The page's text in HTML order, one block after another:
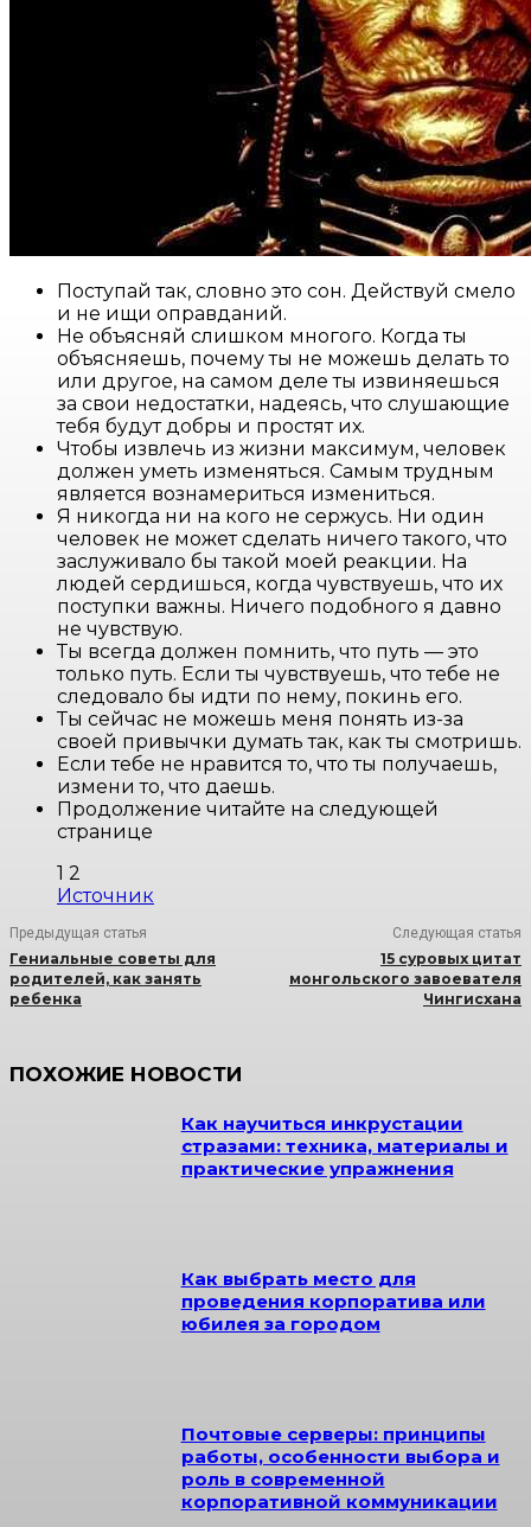
Поступай так, словно это сон. Действуй смело
и не ищи оправданий.
Не объясняй слишком многого. Когда ты
объясняешь, почему ты не можешь делать то
или другое, на самом деле ты извиняешься
за свои недостатки, надеясь, что слушающие
тебя будут добры и простят их.
Чтобы извлечь из жизни максимум, человек
должен уметь изменяться. Самым трудным
является вознамериться измениться.
Я никогда ни на кого не сержусь. Ни один
человек не может сделать ничего такого, что
заслуживало бы такой моей реакции. На
людей сердишься, когда чувствуешь, что их
поступки важны. Ничего подобного я давно
не чувствую.
Ты всегда должен помнить, что путь — это
только путь. Если ты чувствуешь, что тебе не
следовало бы идти по нему, покинь его.
Ты сейчас не можешь меня понять из-за
своей привычки думать так, как ты смотришь.
Если тебе не нравится то, что ты получаешь,
измени то, что даешь.
Продолжение читайте на следующей
странице
1 2
Источник
Предыдущая статья
Гениальные советы для
родителей, как занять
ребенка
Следующая статья
15 суровых цитат
монгольского завоевателя
Чингисхана
ПОХОЖИЕ НОВОСТИ
Как научиться инкрустации
стразами: техника, материалы и
практические упражнения
Как выбрать место для
проведения корпоратива или
юбилея за городом
Почтовые серверы: принципы
работы, особенности выбора и
роль в современной
корпоративной коммуникации